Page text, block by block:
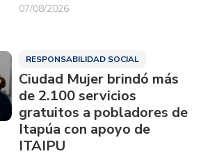
07/08/2026
RESPONSABILIDAD SOCIAL
Ciudad Mujer brindó más
de 2.100 servicios
gratuitos a pobladores de
Itapúa con apoyo de
ITAIPU